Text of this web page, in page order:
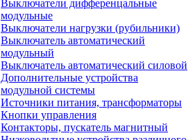
Выключатели дифференцальные
модульные
Выключатели нагрузки (рубильники)
Выключатель автоматический
модульный
Выключатель автоматический силовой
Дополнительные устройства
модульной системы
Источники питания, трансформаторы
Кнопки управления
Контакторы, пускатель магнитный